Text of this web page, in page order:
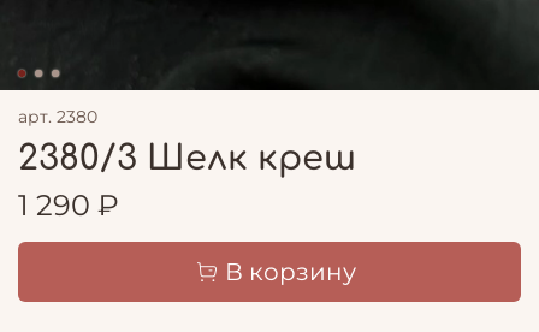
арт. 2380
2380/3 Шелк креш
1 290 ₽
В корзину